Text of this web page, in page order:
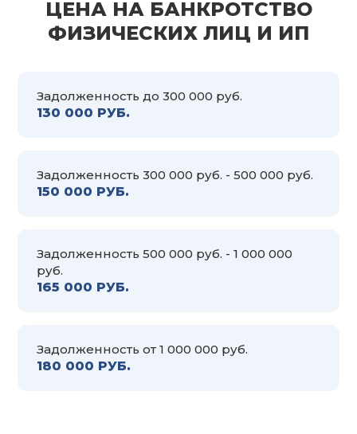
ЦЕНА НА БАНКРОТСТВО
ФИЗИЧЕСКИХ ЛИЦ И ИП
Задолженность до 300 000 руб.
130 000 РУБ.
Задолженность 300 000 руб. - 500 000 руб.
150 000 РУБ.
Задолженность 500 000 руб. - 1 000 000
руб.
165 000 РУБ.
Задолженность от 1 000 000 руб.
180 000 РУБ.